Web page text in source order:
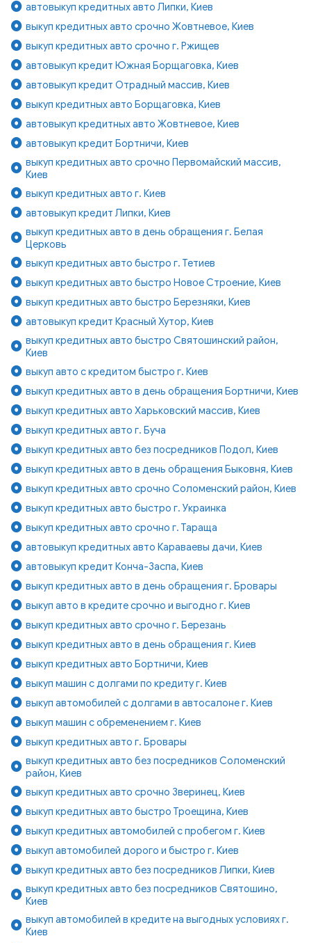
автовыкуп кредитных авто Липки, Киев
выкуп кредитных авто срочно Жовтневое, Киев
выкуп кредитных авто срочно г. Ржищев
автовыкуп кредит Южная Борщаговка, Киев
автовыкуп кредит Отрадный массив, Киев
выкуп кредитных авто Борщаговка, Киев
автовыкуп кредитных авто Жовтневое, Киев
автовыкуп кредит Бортничи, Киев
выкуп кредитных авто срочно Первомайский массив,
Киев
выкуп кредитных авто г. Киев
автовыкуп кредит Липки, Киев
выкуп кредитных авто в день обращения г. Белая
Церковь
выкуп кредитных авто быстро г. Тетиев
выкуп кредитных авто быстро Новое Строение, Киев
выкуп кредитных авто быстро Березняки, Киев
автовыкуп кредит Красный Хутор, Киев
выкуп кредитных авто быстро Святошинский район,
Киев
выкуп авто с кредитом быстро г. Киев
выкуп кредитных авто в день обращения Бортничи, Киев
выкуп кредитных авто Харьковский массив, Киев
выкуп кредитных авто г. Буча
выкуп кредитных авто без посредников Подол, Киев
выкуп кредитных авто в день обращения Быковня, Киев
выкуп кредитных авто срочно Соломенский район, Киев
выкуп кредитных авто быстро г. Украинка
выкуп кредитных авто срочно г. Тараща
автовыкуп кредитных авто Караваевы дачи, Киев
автовыкуп кредит Конча-Заспа, Киев
выкуп кредитных авто в день обращения г. Бровары
выкуп авто в кредите срочно и выгодно г. Киев
выкуп кредитных авто срочно г. Березань
выкуп кредитных авто в день обращения г. Киев
выкуп кредитных авто Бортничи, Киев
выкуп машин с долгами по кредиту г. Киев
выкуп автомобилей с долгами в автосалоне г. Киев
выкуп машин с обременением г. Киев
выкуп кредитных авто г. Бровары
выкуп кредитных авто без посредников Соломенский
район, Киев
выкуп кредитных авто срочно Зверинец, Киев
выкуп кредитных авто быстро Троещина, Киев
выкуп кредитных автомобилей с пробегом г. Киев
выкуп автомобилей дорого и быстро г. Киев
выкуп кредитных авто без посредников Липки, Киев
выкуп кредитных авто без посредников Святошино,
Киев
выкуп автомобилей в кредите на выгодных условиях г.
Киев